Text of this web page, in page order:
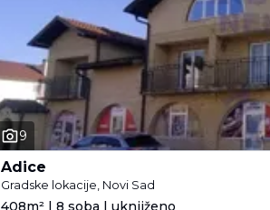
9
Adice
Gradske lokacije, Novi Sad
408m² | 8 soba | uknjiženo